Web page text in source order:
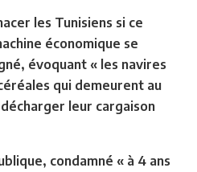
les Tunisiens si ce
économique se
évoquant « les navires
qui demeurent au
leur cargaison
condamné « à 4 ans